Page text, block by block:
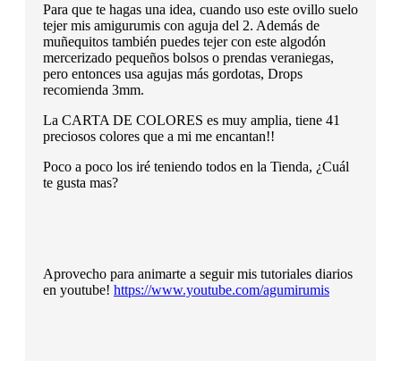
Para que te hagas una idea, cuando uso este ovillo suelo
tejer mis amigurumis con aguja del 2. Además de
muñequitos también puedes tejer con este algodón
mercerizado pequeños bolsos o prendas veraniegas,
pero entonces usa agujas más gordotas, Drops
recomienda 3mm.
La CARTA DE COLORES es muy amplia, tiene 41
preciosos colores que a mi me encantan!!
Poco a poco los iré teniendo todos en la Tienda, ¿Cuál
te gusta mas?
Aprovecho para animarte a seguir mis tutoriales diarios
en youtube! https://www.youtube.com/agumirumis